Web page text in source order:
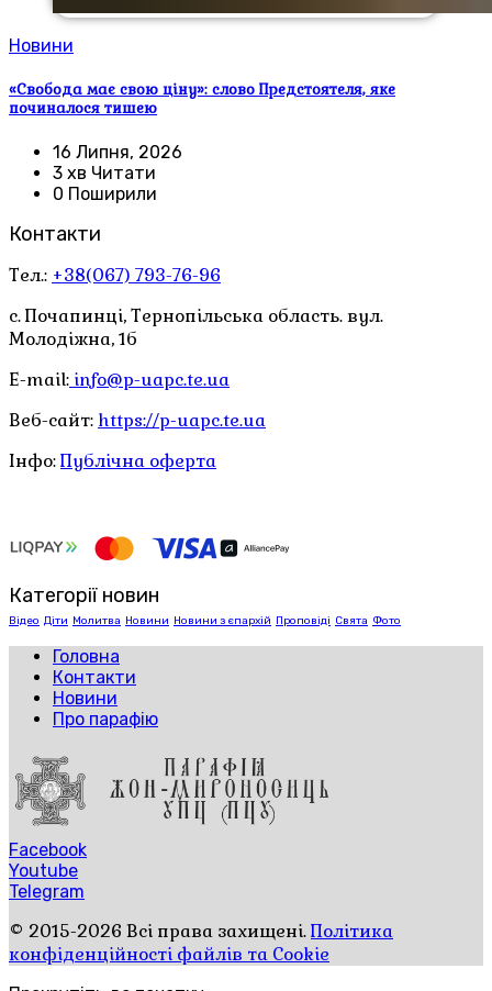
Новини
«Свобода має свою ціну»: слово Предстоятеля, яке
починалося тишею
16 Липня, 2026
3 хв Читати
0 Поширили
Контакти
Тел.: +38(067) 793-76-96
с. Почапинці, Тернопільська область. вул.
Молодіжна, 1б
E-mail: info@p-uapc.te.ua
Веб-сайт: https://p-uapc.te.ua
Інфо:Публічна оферта
Категорії новин
Відео Діти Молитва Новини Новини з єпархій Проповіді Свята Фото
Головна
Контакти
Новини
Про парафію
Facebook
Youtube
Telegram
© 2015-2026 Всі права захищені.Політика
конфіденційності файлів та Cookie